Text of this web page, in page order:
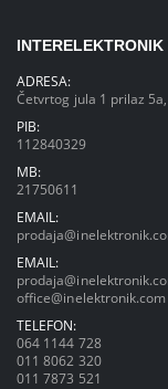
INTERELEKTRONIK
ADRESA:
Četvrtog jula 1 prilaz
PIB:
112840329
MB:
21750611
EMAIL:
EMAIL:
office@inelektronik.com
TELEFON:
064 1144 728
011 8062 320
011 7873 521